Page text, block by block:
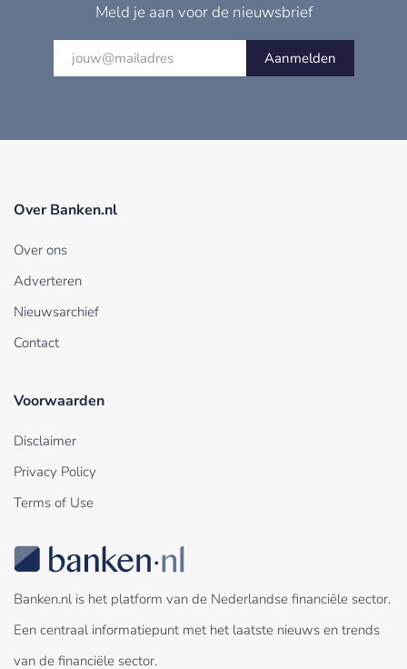
Meld je aan voor de nieuwsbrief
Aanmelden
Over Banken.nl
Over ons
Adverteren
Nieuwsarchief
Contact
Voorwaarden
Disclaimer
Privacy Policy
Terms of Use
Banken.nl is het platform van de Nederlandse financiële sector.
Een centraal informatiepunt met het laatste nieuws en trends
van de financiële sector.